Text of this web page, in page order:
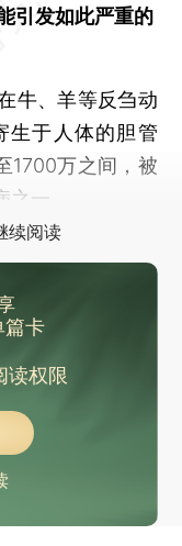
引发如此严重的
、羊等反刍动
生于人体的胆管
1700万之间，被
一。
续阅读
篇卡
读权限